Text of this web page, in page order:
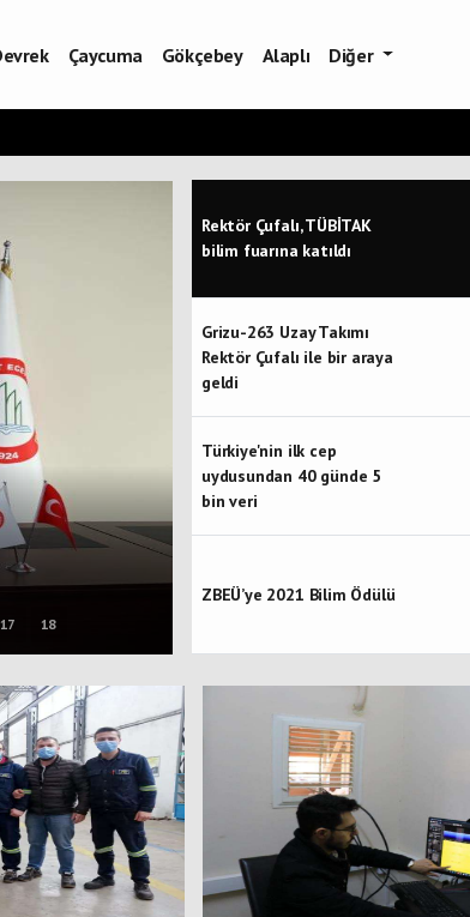
Çaycuma Gökçebey Alaplı Diğer
Farabi 9. Ar-Ge ve
17 18
Rektör Çufalı, TÜBİTAK
bilim fuarına katıldı
Grizu-263 Uzay Takımı
Rektör Çufalı ile bir araya
geldi
Türkiye'nin ilk cep
uydusundan 40 günde 5
bin veri
ZBEÜ’ye 2021 Bilim Ödülü